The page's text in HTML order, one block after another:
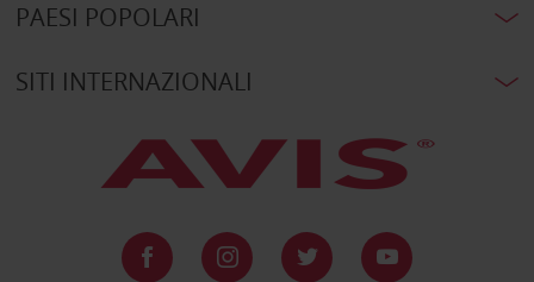
PAESI POPOLARI
SITI INTERNAZIONALI